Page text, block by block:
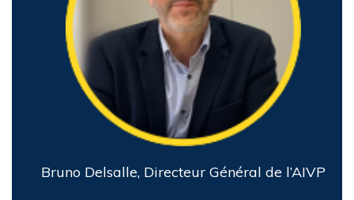
Bruno Delsalle, Directeur Général de l’AIVP